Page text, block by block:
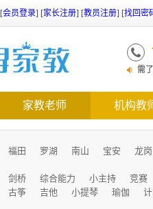
[会员登录] [家长注册] [教员注册] [找回密
千
需
家教老师 机构教
福田 罗湖 南山 宝安 龙岗
剑桥 综合能力 小主持 竞赛
古筝 吉他 小提琴 瑜伽